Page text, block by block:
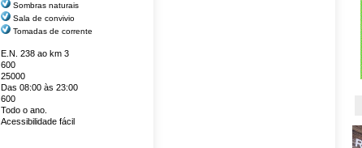
Sombras naturais
Sala de convivio
Tomadas de corrente
E.N. 238 ao km 3
600
25000
Das 08:00 às 23:00
600
Todo o ano.
Acessibilidade fácil